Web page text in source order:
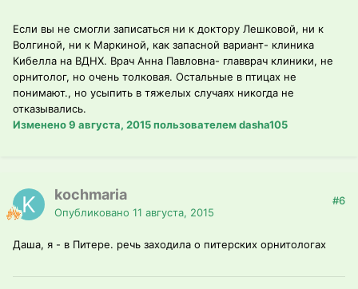
Если вы не смогли записаться ни к доктору Лешковой, ни к
Волгиной, ни к Маркиной, как запасной вариант- клиника
Кибелла на ВДНХ. Врач Анна Павловна- главврач клиники, не
орнитолог, но очень толковая. Остальные в птицах не
понимают., но усыпить в тяжелых случаях никогда не
отказывались.
Изменено9 августа, 2015пользователем dasha105
kochmaria
Опубликовано 11 августа, 2015
#6
Даша, я - в Питере. речь заходила о питерских орнитологах